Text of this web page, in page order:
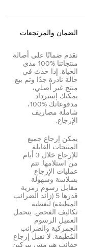
الضمان والمرتجعات
نقدم ضمانًا على أصالة
منتجاتنا %100 مدى
الحياة. إذا حدث في
حالة نادرة جدًا وتم بيع
منتج غير أصلي،
يمكنك إسترداد
مدفوعاتك %100،
شاملة مصاريف
الإرجاع.
يمكن إرجاع جميع
المنتجات القابلة
للإرجاع خلال 3 أيام
من استلامها. تتم
عمليات الإرجاع
بسلاسة وسهولة
مقابل رسوم رمزية
قدرها 5 (زائد الضرائب
المطبقة) لتغطية
تكاليف الفحص. يتحمل
العميل الرسوم
الجمركية والضرائب
المُطبقة. لا نقبل إرجاع
حقائب هيرمس بيركين